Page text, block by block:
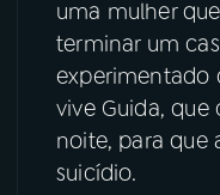
TikTok
uma mulher
terminar um
experimentado
vive Guida,
noite, para que
suicídio.